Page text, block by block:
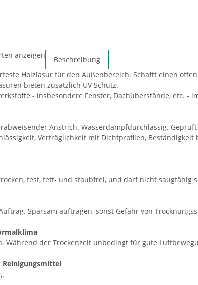
anzeigen
Beschreibung
Holzlasur für den Außenbereich. Schafft einen
bieten zusätzlich UV Schutz.
- insbesondere Fenster, Dachüberstände, etc. -
Anstrich. Wasserdampfdurchlässig.
Verträglichkeit mit Dichtprofilen,
fest, fett- und staubfrei, und darf nicht saugfähig
Sparsam auftragen, sonst Gefahr von
Während der Trockenzeit unbedingt für gute
Reinigungsmittel
.